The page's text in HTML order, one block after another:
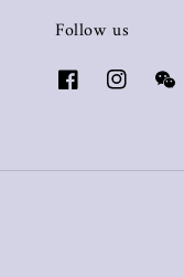
Follow us